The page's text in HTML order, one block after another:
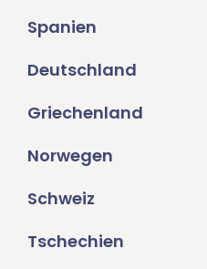
Spanien
Deutschland
Griechenland
Norwegen
Schweiz
Tschechien